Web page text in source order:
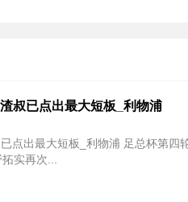
叔已点出最大短板_利物浦
足总杯第四轮客战英甲球会什鲁斯伯
实再次...